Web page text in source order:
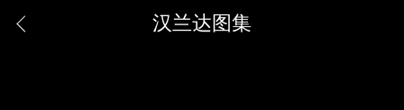
汉兰达图集